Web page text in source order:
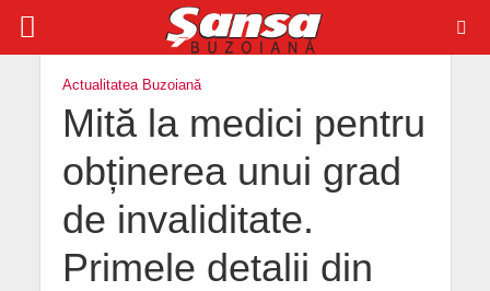
Actualitatea Buzoiană
Mită la medici pentru
obținerea unui grad
de invaliditate.
Primele detalii din